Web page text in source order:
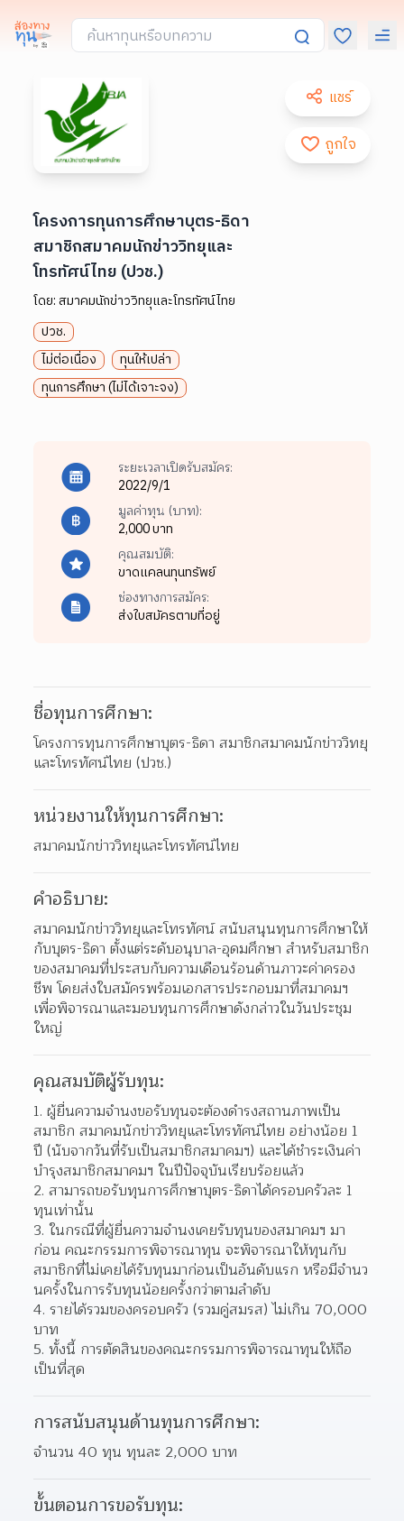
แชร์
ถูกใจ
โครงการทุนการศึกษาบุตร-ธิดา
สมาชิกสมาคมนักข่าววิทยุและ
โทรทัศน์ไทย (ปวช.)
โดย:สมาคมนักข่าววิทยุและโทรทัศน์ไทย
ปวช.
ไม่ต่อเนื่อง
ทุนให้เปล่า
ทุนการศึกษา (ไม่ได้เจาะจง)
ระยะเวลาเปิดรับสมัคร:
2022/9/1
มูลค่าทุน (บาท):
2,000 บาท
คุณสมบัติ:
ขาดแคลนทุนทรัพย์
ช่องทางการสมัคร:
ส่งใบสมัครตามที่อยู่
ชื่อทุนการศึกษา:
โครงการทุนการศึกษาบุตร-ธิดา สมาชิกสมาคมนักข่าววิทยุ
และโทรทัศน์ไทย (ปวช.)
หน่วยงานให้ทุนการศึกษา:
สมาคมนักข่าววิทยุและโทรทัศน์ไทย
คำอธิบาย:
สมาคมนักข่าววิทยุและโทรทัศน์ สนับสนุนทุนการศึกษาให้
กับบุตร-ธิดา ตั้งแต่ระดับอนุบาล-อุดมศึกษา สำหรับสมาชิก
ของสมาคมที่ประสบกับความเดือนร้อนด้านภาวะค่าครอง
ชีพ โดยส่งใบสมัครพร้อมเอกสารประกอบมาที่สมาคมฯ
เพื่อพิจารณาและมอบทุนการศึกษาดังกล่าวในวันประชุม
ใหญ่
คุณสมบัติผู้รับทุน:
ผู้ยื่นความจํานงขอรับทุนจะต้องดํารงสถานภาพเป็น
สมาชิก สมาคมนักข่าววิทยุและโทรทัศน์ไทย อย่างน้อย 1
ปี (นับจากวันที่รับเป็นสมาชิกสมาคมฯ) และได้ชําระเงินค่า
บํารุงสมาชิกสมาคมฯ ในปีปัจจุบันเรียบร้อยแล้ว
สามารถขอรับทุนการศึกษาบุตร-ธิดาได้ครอบครัวละ 1
ทุนเท่านั้น
ในกรณีที่ผู้ยื่นความจํานงเคยรับทุนของสมาคมฯ มา
ก่อน คณะกรรมการพิจารณาทุน จะพิจารณาให้ทุนกับ
สมาชิกที่ไม่เคยได้รับทุนมาก่อนเป็นอันดับแรก หรือมีจํานว
นครั้งในการรับทุนน้อยครั้งกว่าตามลําดับ
รายได้รวมของครอบครัว (รวมคู่สมรส) ไม่เกิน 70,000
บาท
ทั้งนี้ การตัดสินของคณะกรรมการพิจารณาทุนให้ถือ
เป็นที่สุด
การสนับสนุนด้านทุนการศึกษา:
จํานวน 40 ทุน ทุนละ 2,000 บาท
ขั้นตอนการขอรับทุน: